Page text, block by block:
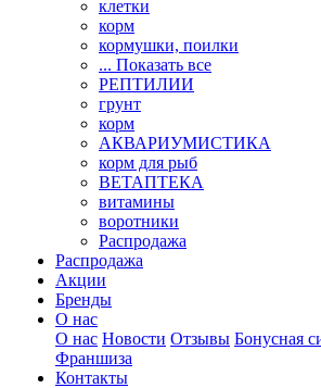
клетки
корм
кормушки, поилки
... Показать все
РЕПТИЛИИ
грунт
корм
АКВАРИУМИСТИКА
корм для рыб
ВЕТАПТЕКА
витамины
воротники
Распродажа
Распродажа
Акции
Бренды
О нас
О нас Новости Отзывы Бонусная
Франшиза
Контакты